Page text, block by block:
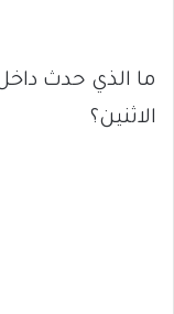
ما الذي حدث
الاثنين؟